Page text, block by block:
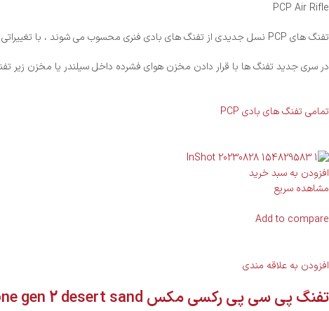
PCP Air Rifle
تفنگ های PCP نسل جدیدی از تفنگ های بادی فنری محسوب می شوند ، با تغییراتی که روی آن انجام شده است لذت تیراندازی رو دو چندان کرده است .
در سری جدید تفنگ ها با قرار دادن مخزن هوای فشرده داخل سیلندر یا مخزن زیر
تمامی تفنگ های بادی PCP
افزودن به سبد خرید
مشاهده سریع
Add to compare
افزودن به علاقه مندی
تفنگ پی سی پی رکسی مکس throne gen 2 desert sand